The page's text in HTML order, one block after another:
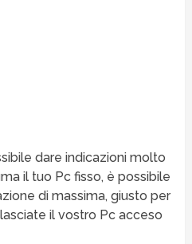
dare indicazioni molto
il tuo Pc fisso, è possibile
di massima, giusto per
il vostro Pc acceso